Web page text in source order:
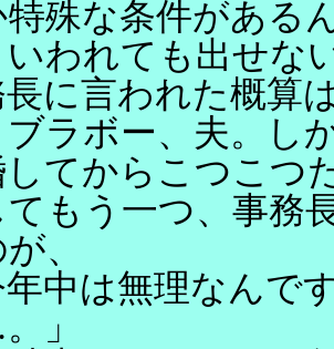
特殊な条件がある
いわれても出せな
に言われた概算
ブラボー、夫。し
てからこつこつ
てもう一つ、事務
、
年中は無理なんで
」